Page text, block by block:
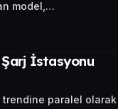
model,…
Şarj İstasyonu
trendine paralel olarak